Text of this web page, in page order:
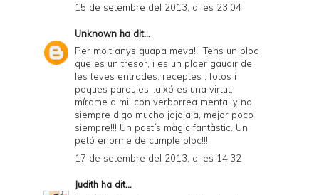
15 de setembre del 2013, a les 23:04
Unknown ha dit...
Per molt anys guapa meva!!! Tens un bloc
que es un tresor, i es un plaer gaudir de
les teves entrades, receptes , fotos i
poques paraules...aixó es una virtut,
mírame a mi, con verborrea mental y no
siempre digo mucho jajajaja, mejor poco
siempre!!! Un pastís màgic fantàstic. Un
petó enorme de cumple bloc!!!
17 de setembre del 2013, a les 14:32
Judith ha dit...